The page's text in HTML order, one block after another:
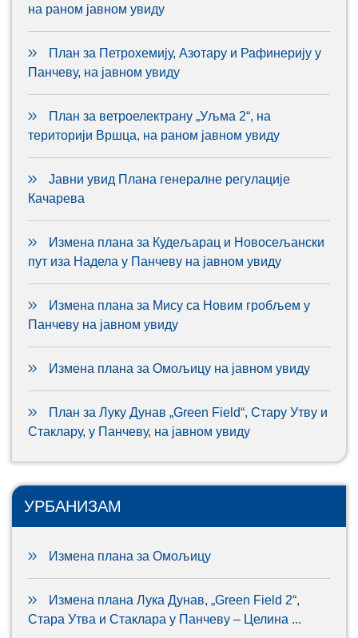
на раном јавном увиду
План за Петрохемију, Азотару и Рафинерију у
Панчеву, на јавном увиду
План за ветроелектрану „Уљма 2“, на
територији Вршца, на раном јавном увиду
Јавни увид Плана генералне регулације
Качарева
Измена плана за Кудељарац и Новосељански
пут иза Надела у Панчеву на јавном увиду
Измена плана за Мису са Новим гробљем у
Панчеву на јавном увиду
Измена плана за Омољицу на јавном увиду
План за Луку Дунав „Green Field“, Стару Утву и
Стаклару, у Панчеву, на јавном увиду
УРБАНИЗАМ
Измена плана за Омољицу
Измена плана Лука Дунав, „Green Field 2“,
Стара Утва и Стаклара у Панчеву – Целина ...